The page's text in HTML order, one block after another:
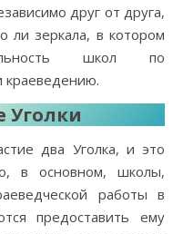
друг от друга,
ли зеркала, в котором
школ по
краеведению.
два Уголка, и это
в основном, школы,
работы в
предоставить ему